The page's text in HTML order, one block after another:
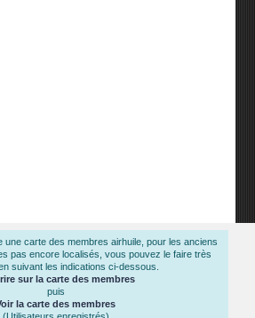
une carte des membres airhuile, pour les anciens
pas encore localisés, vous pouvez le faire très
suivant les indications ci-dessous.
sur la carte des membres
puis
la carte des membres